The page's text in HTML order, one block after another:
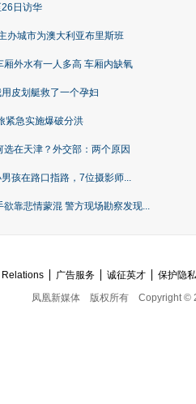
日访华
办城市为澳大利亚布里斯班
外水有一人多高 车厢内缺氧
皮划艇救了一个孕妇
紧急实施爆破分洪
在天津？外交部：两个原因
孩在路口指路，7位摄影师...
靠悲情蒙混 警方现场勘察发现...
Relations 广告服务 诚征英才
保护隐
凤凰新媒体
版权所有 Copyright ©